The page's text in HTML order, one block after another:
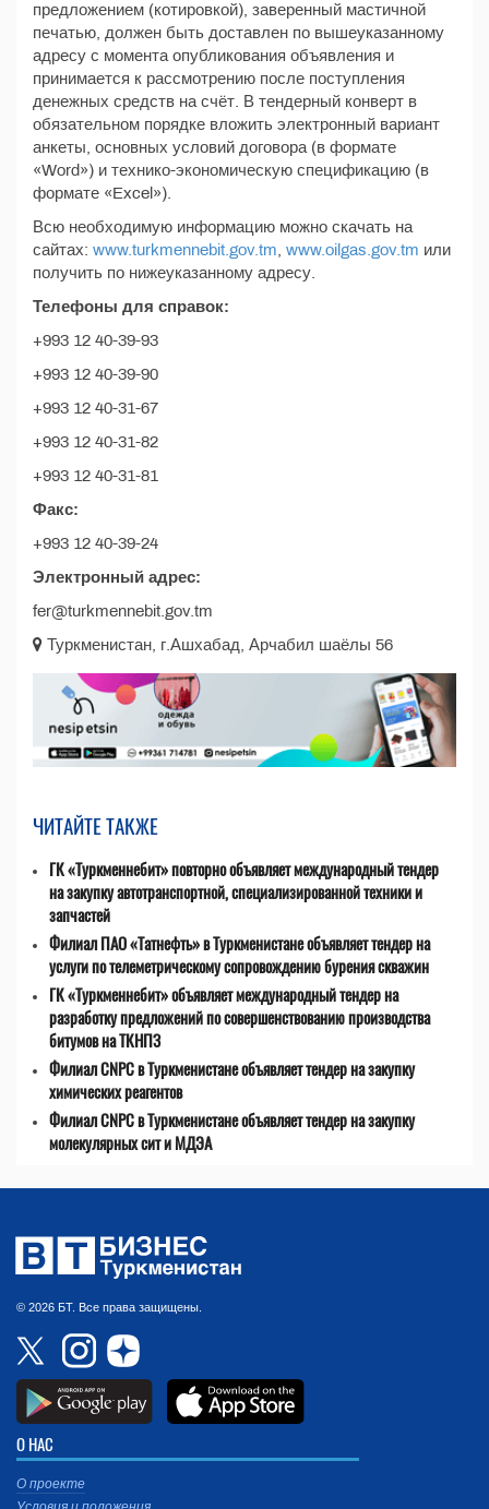
предложением (котировкой), заверенный мастичной
печатью, должен быть доставлен по вышеуказанному
адресу с момента опубликования объявления и
принимается к рассмотрению после поступления
денежных средств на счёт. В тендерный конверт в
обязательном порядке вложить электронный вариант
анкеты, основных условий договора (в формате
«Word») и технико-экономическую спецификацию (в
формате «Excel»).
Всю необходимую информацию можно скачать на
сайтах: www.turkmennebit.gov.tm www.oilgas.gov.tm или
получить по нижеуказанному адресу.
Телефоны для справок:
+993 12 40-39-93
+993 12 40-39-90
+993 12 40-31-67
+993 12 40-31-82
+993 12 40-31-81
Факс:
+993 12 40-39-24
Электронный адрес:
fer@turkmennebit.gov.tm
Туркменистан, г.Ашхабад, Арчабил шаёлы 56
ЧИТАЙТЕ ТАКЖЕ
ГК «Туркменнебит» повторно объявляет международный тендер
на закупку автотранспортной, специализированной техники и
запчастей
Филиал ПАО «Татнефть» в Туркменистане объявляет тендер на
услуги по телеметрическому сопровождению бурения скважин
ГК «Туркменнебит» объявляет международный тендер на
разработку предложений по совершенствованию производства
битумов на ТКНПЗ
Филиал CNPC в Туркменистане объявляет тендер на закупку
химических реагентов
Филиал CNPC в Туркменистане объявляет тендер на закупку
молекулярных сит и МДЭА
© 2026 БТ. Все права защищены.
О НАС
О проекте